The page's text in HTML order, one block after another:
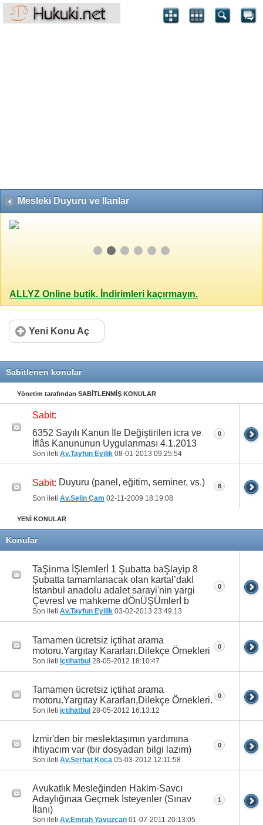
Mesleki Duyuru ve İlanlar
ALLYZ Online butik. İndirimleri kaçırmayın.
Yeni Konu Aç
Sabitlenen konular
Yönetim tarafından SABİTLENMİŞ KONULAR
Sabit:
6352 Sayılı Kanun İle Değiştirilen icra ve
İflâs Kanununun Uygulanması 4.1.2013
Son ileti Av.Tayfun Eyilik 08-01-2013 09:25:54
0
Sabit: Duyuru (panel, eğitim, seminer, vs.)
Son ileti Av.Selin Çam 02-11-2009 18:19:08
8
YENİ KONULAR
Konular
TaŞinma İŞlemlerİ 1 Şubatta baŞlayip 8
Şubatta tamamlanacak olan kartal’dakİ
İstanbul anadolu adalet sarayi'nin yargi
Çevresİ ve mahkeme dÖnÜŞÜmlerİ b
Son ileti Av.Tayfun Eyilik 03-02-2013 23:49:13
0
Tamamen ücretsiz içtihat arama
motoru.Yargıtay Kararları,Dilekçe Örnekleri
Son ileti içtihatbul 28-05-2012 18:10:47
0
Tamamen ücretsiz içtihat arama
motoru.Yargıtay Kararları,Dilekçe Örnekleri.
Son ileti içtihatbul 28-05-2012 16:13:12
0
İzmir'den bir meslektaşımın yardımına
ihtiyacım var (bir dosyadan bilgi lazım)
Son ileti Av.Serhat Koca 05-03-2012 12:11:58
0
Avukatlık Mesleğinden Hakim-Savcı
Adaylığınaa Geçmek İsteyenler (Sınav
İlanı)
Son ileti Av.Emrah Yavuzcan 01-07-2011 20:13:05
1